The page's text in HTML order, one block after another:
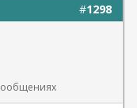
#1298